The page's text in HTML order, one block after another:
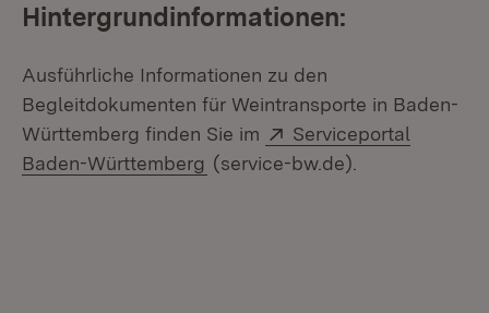
Hintergrundinformationen:
Ausführliche Informationen zu den
Begleitdokumenten für Weintransporte in Baden-
Württemberg finden Sie im
Extern:
Serviceportal
Baden-Württemberg (Öffnet in neuem Fenster)
(service-bw.de).